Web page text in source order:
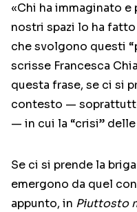
«Chi ha immaginato
nostri spazi lo ha
che svolgono questi
scrisse Francesca
questa frase, se ci si
contesto —
— in cui la “crisi”
Se ci si prende la
emergono da quel
appunto, in Piuttosto